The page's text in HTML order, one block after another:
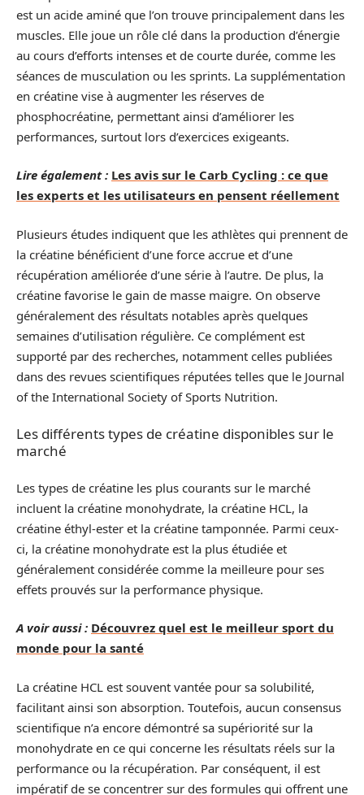
est un acide aminé que l’on trouve principalement dans les
muscles. Elle joue un rôle clé dans la production d’énergie
au cours d’efforts intenses et de courte durée, comme les
séances de musculation ou les sprints. La supplémentation
en créatine vise à augmenter les réserves de
phosphocréatine, permettant ainsi d’améliorer les
performances, surtout lors d’exercices exigeants.
Lire également : Les avis sur le Carb Cycling : ce que
les experts et les utilisateurs en pensent réellement
Plusieurs études indiquent que les athlètes qui prennent de
la créatine bénéficient d’une force accrue et d’une
récupération améliorée d’une série à l’autre. De plus, la
créatine favorise le gain de masse maigre. On observe
généralement des résultats notables après quelques
semaines d’utilisation régulière. Ce complément est
supporté par des recherches, notamment celles publiées
dans des revues scientifiques réputées telles que le Journal
of the International Society of Sports Nutrition.
Les différents types de créatine disponibles sur le
marché
Les types de créatine les plus courants sur le marché
incluent la créatine monohydrate, la créatine HCL, la
créatine éthyl-ester et la créatine tamponnée. Parmi ceux-
ci, la créatine monohydrate est la plus étudiée et
généralement considérée comme la meilleure pour ses
effets prouvés sur la performance physique.
A voir aussi : Découvrez quel est le meilleur sport du
monde pour la santé
La créatine HCL est souvent vantée pour sa solubilité,
facilitant ainsi son absorption. Toutefois, aucun consensus
scientifique n’a encore démontré sa supériorité sur la
monohydrate en ce qui concerne les résultats réels sur la
performance ou la récupération. Par conséquent, il est
impératif de se concentrer sur des formules qui offrent une